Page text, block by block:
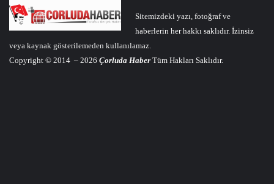
Sitemizdeki yazı, fotoğraf ve
haberlerin her hakkı saklıdır. İzinsiz
veya kaynak gösterilemeden kullanılamaz.
Copyright © 2014 – 2026 Çorluda Haber Tüm Hakları Saklıdır.